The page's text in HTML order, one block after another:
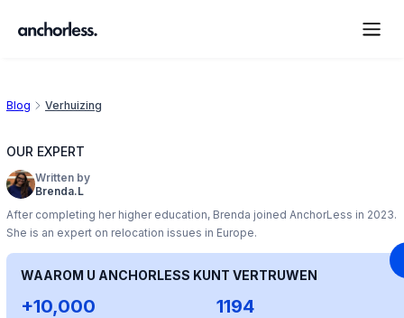
Blog Verhuizing
OUR EXPERT
Written by
Brenda.L
After completing her higher education, Brenda joined AnchorLess in 2023.
She is an expert on relocation issues in Europe.
WAAROM U ANCHORLESS KUNT VERTRUWEN
+10,000 1194